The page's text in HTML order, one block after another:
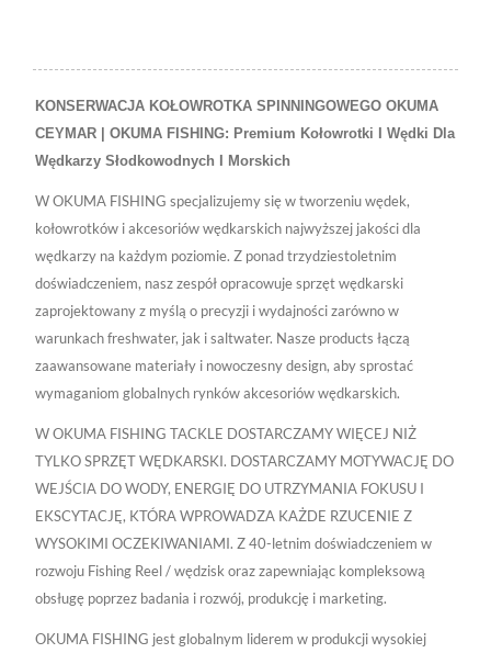
KONSERWACJA KOŁOWROTKA SPINNINGOWEGO OKUMA
CEYMAR | OKUMA FISHING: Premium Kołowrotki I Wędki Dla
Wędkarzy Słodkowodnych I Morskich
W OKUMA FISHING specjalizujemy się w tworzeniu wędek,
kołowrotków i akcesoriów wędkarskich najwyższej jakości dla
wędkarzy na każdym poziomie. Z ponad trzydziestoletnim
doświadczeniem, nasz zespół opracowuje sprzęt wędkarski
zaprojektowany z myślą o precyzji i wydajności zarówno w
warunkach freshwater, jak i saltwater. Nasze products łączą
zaawansowane materiały i nowoczesny design, aby sprostać
wymaganiom globalnych rynków akcesoriów wędkarskich.
W OKUMA FISHING TACKLE DOSTARCZAMY WIĘCEJ NIŻ
TYLKO SPRZĘT WĘDKARSKI. DOSTARCZAMY MOTYWACJĘ DO
WEJŚCIA DO WODY, ENERGIĘ DO UTRZYMANIA FOKUSU I
EKSCYTACJĘ, KTÓRA WPROWADZA KAŻDE RZUCENIE Z
WYSOKIMI OCZEKIWANIAMI. Z 40-letnim doświadczeniem w
rozwoju Fishing Reel / wędzisk oraz zapewniając kompleksową
obsługę poprzez badania i rozwój, produkcję i marketing.
OKUMA FISHING jest globalnym liderem w produkcji wysokiej